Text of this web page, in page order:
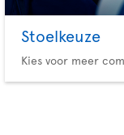
Stoelkeuze
Kies voor meer